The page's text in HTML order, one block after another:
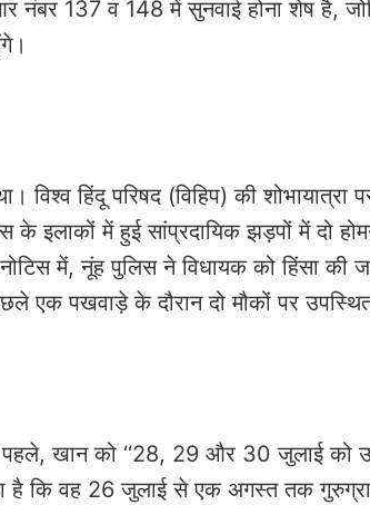
नंबर 137 व 148 में सुनवाई होना शेष है,
विश्व हिंदू परिषद (विहिप) की शोभायात्रा
इलाकों में हुई सांप्रदायिक झड़पों में दो
में, नूंह पुलिस ने विधायक को हिंसा की
एक पखवाड़े के दौरान दो मौकों पर
पहले, खान को ‘‘28, 29 और 30 जुलाई को
है कि वह 26 जुलाई से एक अगस्त तक